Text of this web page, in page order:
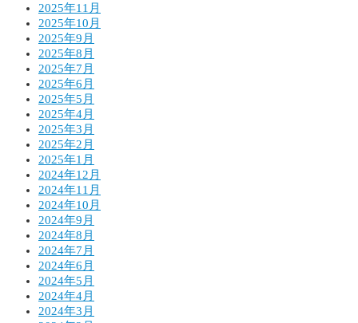
2025年11月
2025年10月
2025年9月
2025年8月
2025年7月
2025年6月
2025年5月
2025年4月
2025年3月
2025年2月
2025年1月
2024年12月
2024年11月
2024年10月
2024年9月
2024年8月
2024年7月
2024年6月
2024年5月
2024年4月
2024年3月